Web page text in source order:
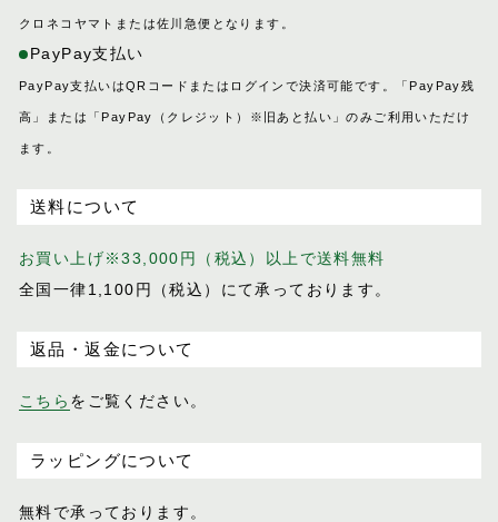
クロネコヤマトまたは佐川急便となります。
PayPay支払い
PayPay支払いはQRコードまたはログインで決済可能です。「PayPay残
高」または「PayPay（クレジット）※旧あと払い」のみご利用いただけ
ます。
送料について
お買い上げ※33,000円（税込）以上で送料無料
全国一律1,100円（税込）にて承っております。
返品・返金について
こちら をご覧ください。
ラッピングについて
無料で承っております。